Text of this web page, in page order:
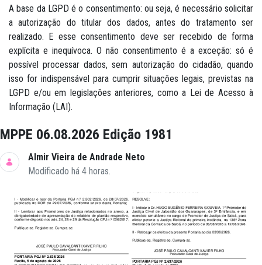
A base da LGPD é o consentimento: ou seja, é necessário solicitar
a autorização do titular dos dados, antes do tratamento ser
realizado. E esse consentimento deve ser recebido de forma
explícita e inequívoca. O não consentimento é a exceção: só é
possível processar dados, sem autorização do cidadão, quando
isso for indispensável para cumprir situações legais, previstas na
LGPD e/ou em legislações anteriores, como a Lei de Acesso à
Informação (LAI).
MPPE 06.08.2026 Edição 1981
Almir Vieira de Andrade Neto
Modificado há 4 horas.